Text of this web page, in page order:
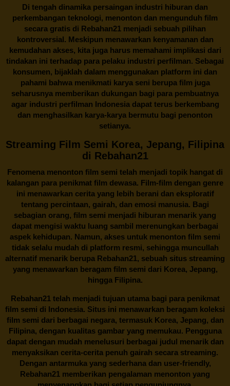
Di tengah dinamika persaingan industri hiburan dan
perkembangan teknologi, menonton dan mengunduh film
secara gratis di Rebahan21 menjadi sebuah pilihan
kontroversial. Meskipun menawarkan kenyamanan dan
kemudahan akses, kita juga harus memahami implikasi dari
tindakan ini terhadap para pelaku industri perfilman. Sebagai
konsumen, bijaklah dalam menggunakan platform ini dan
pahami bahwa menikmati karya seni berupa film juga
seharusnya memberikan dukungan bagi para pembuatnya
agar industri perfilman Indonesia dapat terus berkembang
dan menghasilkan karya-karya bermutu bagi penonton
setianya.
Streaming Film Semi Korea, Jepang, Filipina
di Rebahan21
Fenomena menonton film semi telah menjadi topik hangat di
kalangan para penikmat film dewasa. Film-film dengan genre
ini menawarkan cerita yang lebih berani dan eksploratif
tentang percintaan, gairah, dan emosi manusia. Bagi
sebagian orang, film semi menjadi hiburan menarik yang
dapat mengisi waktu luang sambil merenungkan berbagai
aspek kehidupan. Namun, akses untuk menonton film semi
tidak selalu mudah di platform resmi, sehingga muncullah
alternatif menarik berupa Rebahan21, sebuah situs streaming
yang menawarkan beragam film semi dari Korea, Jepang,
hingga Filipina.
Rebahan21telah menjadi tujuan utama bagi para penikmat
film semi di Indonesia. Situs ini menawarkan beragam koleksi
film semi dari berbagai negara, termasuk Korea, Jepang, dan
Filipina, dengan kualitas gambar yang memukau. Pengguna
dapat dengan mudah menelusuri berbagai judul menarik dan
menyaksikan cerita-cerita penuh gairah secara streaming.
Dengan antarmuka yang sederhana dan user-friendly,
Rebahan21 memberikan pengalaman menonton yang